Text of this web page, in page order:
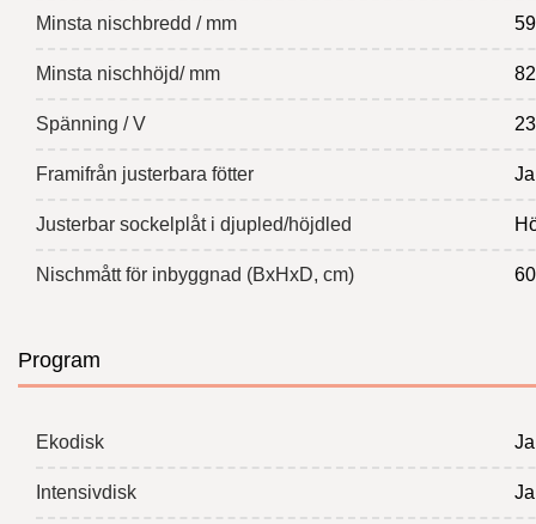
Minsta nischbredd / mm
Minsta nischhöjd/ mm
Spänning / V
Framifrån justerbara fötter Ja
Justerbar sockelplåt i djupled/höjdled
Nischmått för inbyggnad (BxHxD, cm)
Program
Ekodisk Ja
Intensivdisk Ja